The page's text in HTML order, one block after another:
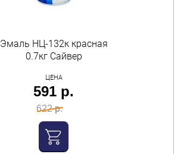
Эмаль НЦ-132к красная
0.7кг Сайвер
ЦЕНА
591 р.
622 р.